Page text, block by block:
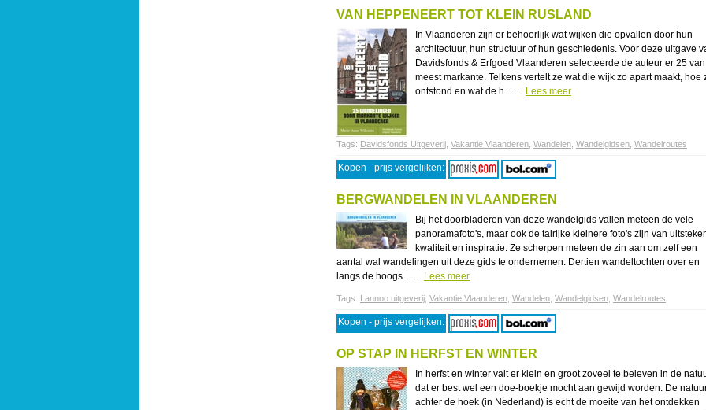
VAN HEPPENEERT TOT KLEIN RUSLAND
In Vlaanderen zijn er behoorlijk wat wijken die opvallen door hun
architectuur, hun structuur of hun geschiedenis. Voor deze uitgave
Davidsfonds & Erfgoed Vlaanderen selecteerde de auteur er 25
meest markante. Telkens vertelt ze wat die wijk zo apart maakt, hoe
ontstond en wat de h ... ... Lees meer
Tags: Davidsfonds Uitgeverij Vakantie Vlaanderen Wandelen Wandelgidsen Wandelroutes
Kopen - prijs vergelijken:
BERGWANDELEN IN VLAANDEREN
Bij het doorbladeren van deze wandelgids vallen meteen de vele
panoramafoto's, maar ook de talrijke kleinere foto's zijn van
kwaliteit en inspiratie. Ze scherpen meteen de zin aan om zelf een
aantal wal wandelingen uit deze gids te ondernemen. Dertien wandeltochten over en
langs de hoogs ... ... Lees meer
Tags: Lannoo uitgeverij Vakantie Vlaanderen Wandelen Wandelgidsen Wandelroutes
Kopen - prijs vergelijken:
OP STAP IN HERFST EN WINTER
In herfst en winter valt er klein en groot zoveel te beleven in de
dat er best wel een doe-boekje mocht aan gewijd worden. De
achter de hoek (in Nederland) is echt de moeite van het ontdekken